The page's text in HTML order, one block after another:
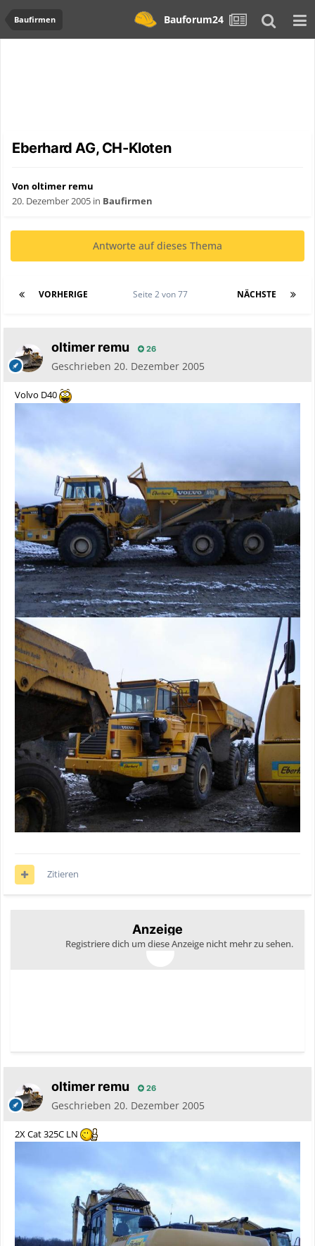
Baufirmen Bauforum24
Eberhard AG, CH-Kloten
Von oltimer remu
20. Dezember 2005 in Baufirmen
Antworte auf dieses Thema
VORHERIGE NÄCHSTE
Seite 2 von 77
oltimer remu 26
Geschrieben 20. Dezember 2005
Volvo D40
Zitieren
Anzeige
Registriere dich um diese Anzeige nicht mehr zu sehen.
oltimer remu 26
Geschrieben 20. Dezember 2005
2X Cat 325C LN